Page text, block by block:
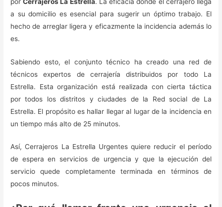
a su domicilio es esencial para sugerir un óptimo trabajo. El
hecho de arreglar ligera y eficazmente la incidencia además lo
es.
Sabiendo esto, el conjunto técnico ha creado una red de
técnicos expertos de cerrajería distribuidos por todo La
Estrella. Esta organización está realizada con cierta táctica
por todos los distritos y ciudades de la Red social de La
Estrella. El propósito es hallar llegar al lugar de la incidencia en
un tiempo más alto de 25 minutos.
Así, Cerrajeros La Estrella Urgentes quiere reducir el período
de espera en servicios de urgencia y que la ejecución del
servicio quede completamente terminada en términos de
pocos minutos.